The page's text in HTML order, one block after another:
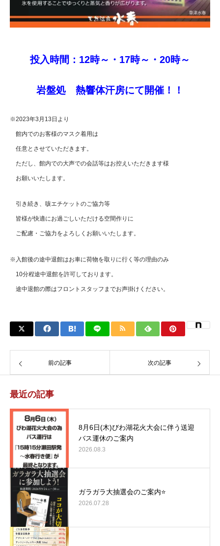
投入時間：12時～・17時～・20時～
岩盤処 熱響体汗房にて開催！！
※2023年3月13日より
館内でのお客様のマスク着用は
任意とさせていただきます。
ただし、館内での大声での会話等はお控えいただきます様
お願いいたします。
引き続き、咳エチケットのご協力等
皆様が快適にお過ごしいただける空間作りに
ご配慮・ご協力をよろしくお願いいたします。
※入館後の途中退館はお車に荷物を取りに行く等の理由のみ
10分程途中退館を許可しております。
途中退館の際はフロントスタッフまでお声掛けください。
前の記事 次の記事
最近の記事
8月6日(木)びわ湖花火大会に伴う送迎
バス運休のご案内
2026.08.3
ガラガラ大抽選会のご案内⭐
2026.07.28